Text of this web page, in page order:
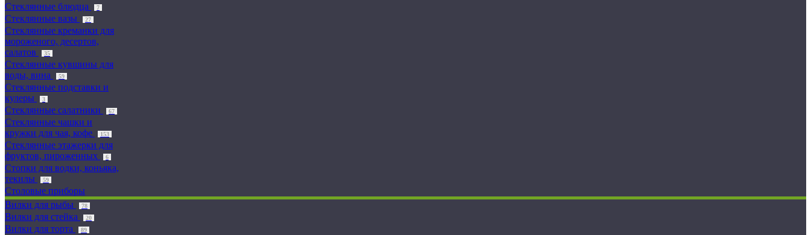
Стеклянные блюдца 7
Стеклянные вазы 27
Стеклянные креманки для
мороженого, десертов,
салатов
35
Стеклянные кувшины для
воды, вина
59
Стеклянные подставки и
кулеры
3
Стеклянные салатники 67
Стеклянные чашки и
кружки для чая, кофе
153
Стеклянные этажерки для
фруктов, пироженных
6
Стопки для водки, коньяка,
текилы
59
Столовые приборы
Вилки для рыбы
78
Вилки для стейка 20
Вилки для торта 89